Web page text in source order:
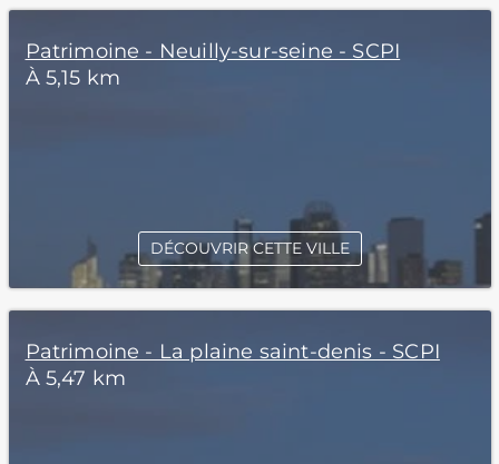
Patrimoine - Neuilly-sur-seine - SCPI
À 5,15 km
DÉCOUVRIR CETTE VILLE
Patrimoine - La plaine saint-denis - SCPI
À 5,47 km